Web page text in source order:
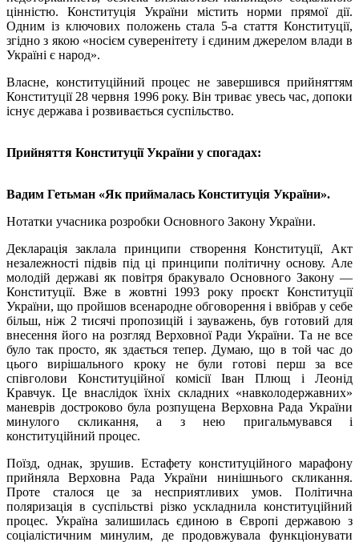
цінністю. Конституція України містить норми прямої дії.
Одним із ключових положень стала 5-а стаття Конституції,
згідно з якою «носієм суверенітету і єдиним джерелом влади в
Україні є народ».
Власне, конституційний процес не завершився прийняттям
Конституції 28 червня 1996 року. Він триває увесь час, допоки
існує держава і розвивається суспільство.
Прийняття Конституції України у спогадах:
Вадим Гетьман «Як приймалась Конституція України».
Нотатки учасника розробки Основного Закону України.
Декларація заклала принципи створення Конституції, Акт
незалежності підвів під ці принципи політичну основу. Але
молодій державі як повітря бракувало Основного Закону —
Конституції. Вже в жовтні 1993 року проєкт Конституції
України, що пройшов всенародне обговорення і ввібрав у себе
більш, ніж 2 тисячі пропозицій і зауважень, був готовий для
внесення його на розгляд Верховної Ради України. Та не все
було так просто, як здається тепер. Думаю, що в той час до
цього вирішального кроку не були готові перш за все
співголови Конституційної комісії Іван Плющ і Леонід
Кравчук. Це внаслідок їхніх складних «навколодержавних»
маневрів достроково була розпущена Верховна Рада України
минулого скликання, а з нею пригальмувався і
конституційний процес.
Поїзд, однак, зрушив. Естафету конституційного марафону
прийняла Верховна Рада України нинішнього скликання.
Проте сталося це за несприятливих умов. Політична
поляризація в суспільстві різко ускладнила конституційний
процес. Україна залишилась єдиною в Європі державою з
соціалістичним минулим, де продовжувала функціонувати